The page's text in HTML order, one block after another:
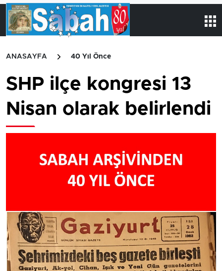
ANASAYFA 40 Yıl Önce
SHP ilçe kongresi 13
Nisan olarak belirlendi